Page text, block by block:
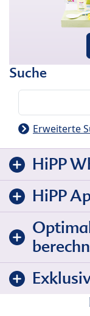
Suche
Erweiterte
HiPP
HiPP